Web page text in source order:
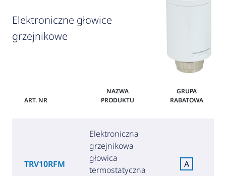
Elektroniczne głowice
grzejnikowe
ART. NR
NAZWA
PRODUKTU
GRUPA
RABATOWA
TRV10RFM
Elektroniczna
grzejnikowa
głowica
termostatyczna
A